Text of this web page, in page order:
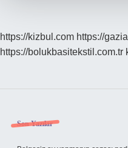
https://kizbul.com https://
https://bolukbasitekstil.com.tr
Sidebar
Son Yazılar